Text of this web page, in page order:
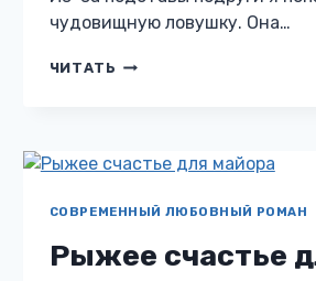
чудовищную ловушку. Она…
ЧИТАТЬ ПОРОЧНЫЙ
СОВРЕМЕННЫЙ ЛЮБОВНЫЙ РОМАН
Рыжее счастье